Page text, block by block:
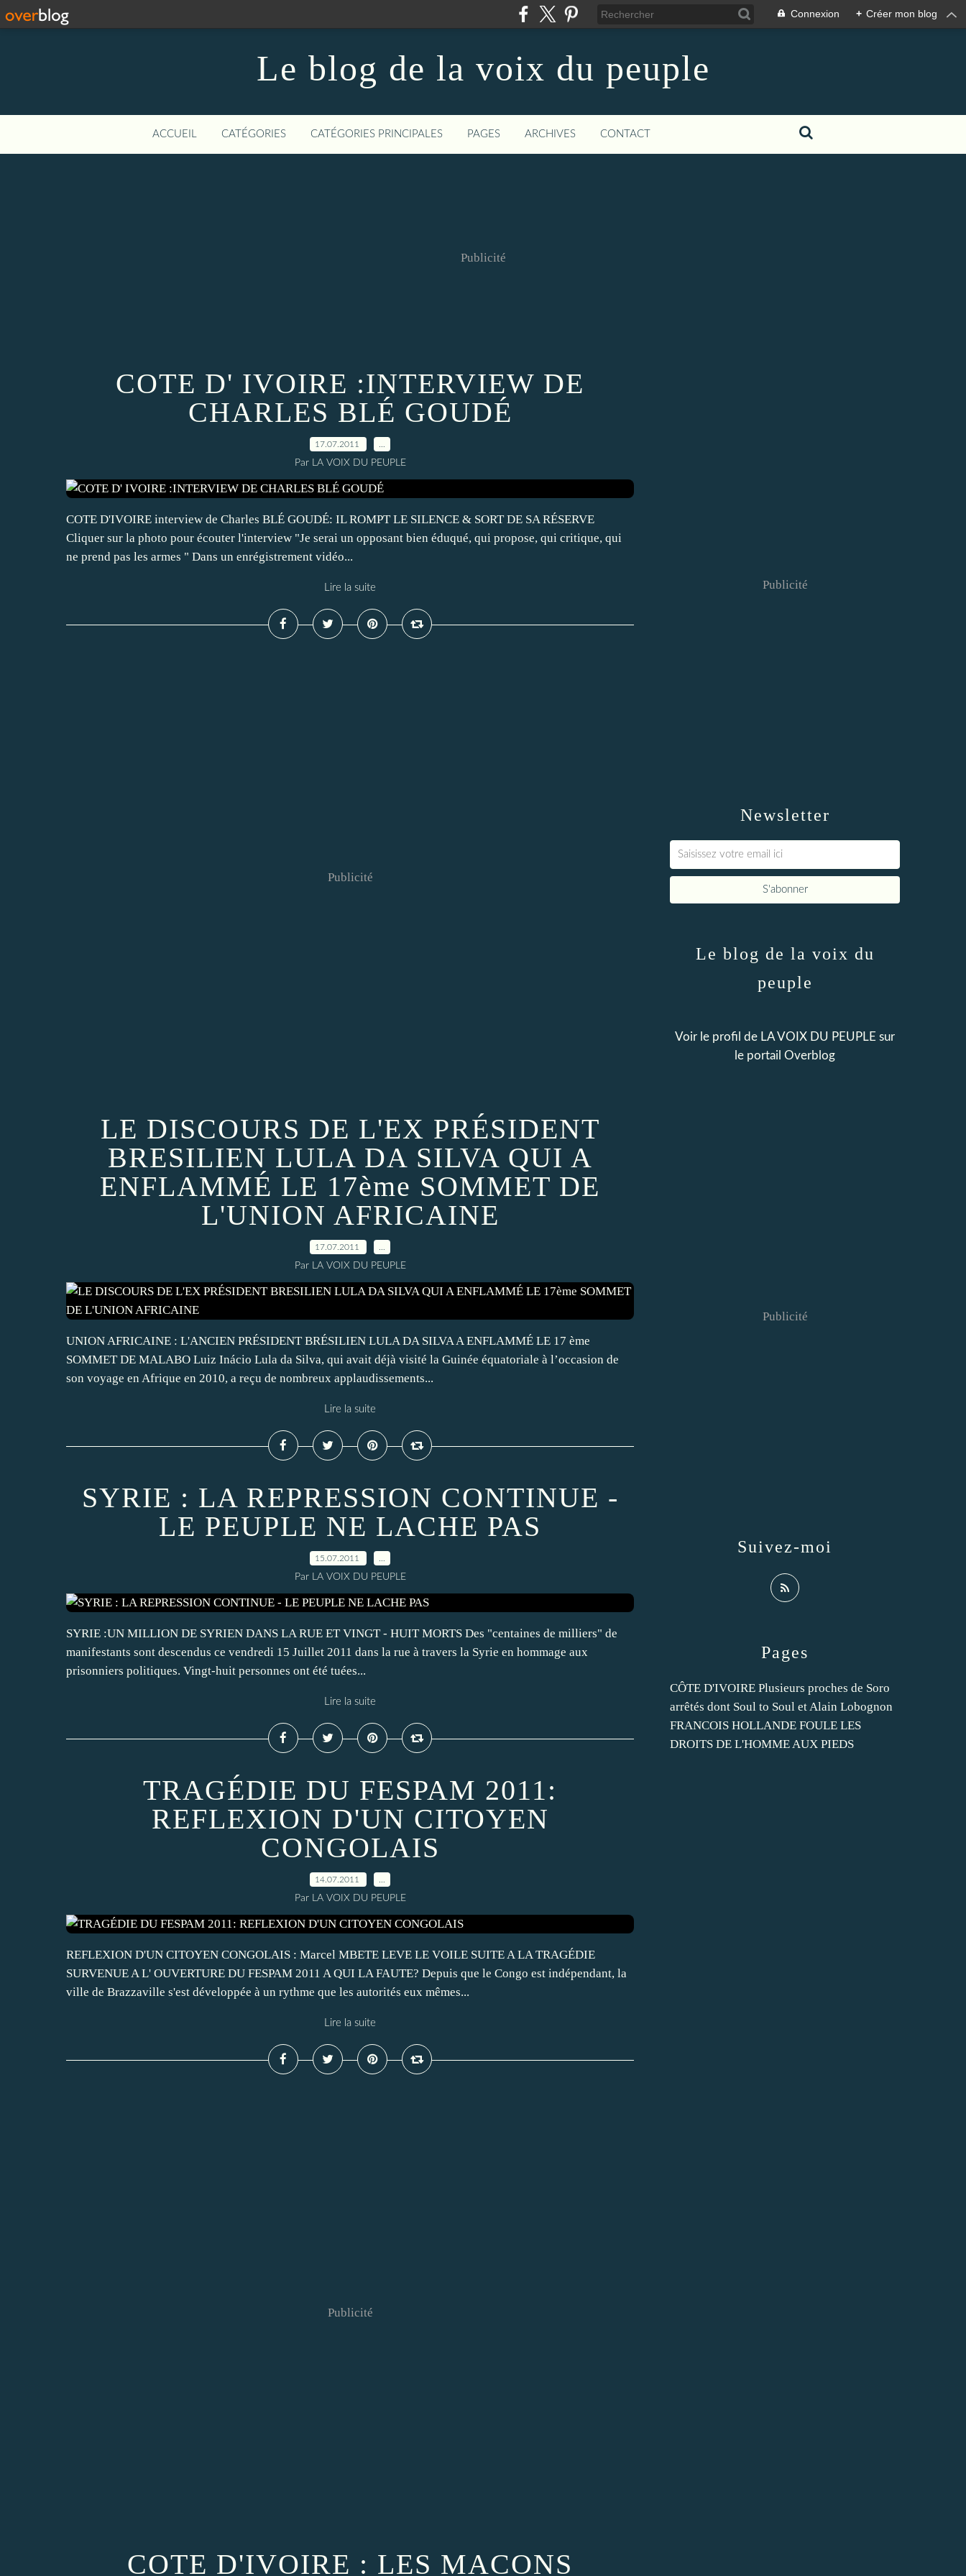
Connexion + Créer mon blog
Le blog de la voix du peuple
ACCUEIL CATÉGORIES CATÉGORIES PRINCIPALES PAGES ARCHIVES CONTACT
Publicité
COTE D' IVOIRE :INTERVIEW DE
CHARLES BLÉ GOUDÉ
17.07.2011
Par LA VOIX DU PEUPLE
COTE D'IVOIRE interview de Charles BLÉ GOUDÉ: IL ROMPT LE SILENCE & SORT DE SA RÉSERVE
Cliquer sur la photo pour écouter l'interview "Je serai un opposant bien éduqué, qui propose, qui critique, qui
ne prend pas les armes " Dans un enrégistrement vidéo...
Lire la suite
Publicité
LE DISCOURS DE L'EX PRÉSIDENT
BRESILIEN LULA DA SILVA QUI A
ENFLAMMÉ LE 17ème SOMMET DE
L'UNION AFRICAINE
17.07.2011
Par LA VOIX DU PEUPLE
UNION AFRICAINE : L'ANCIEN PRÉSIDENT BRÉSILIEN LULA DA SILVA A ENFLAMMÉ LE 17 ème
SOMMET DE MALABO Luiz Inácio Lula da Silva, qui avait déjà visité la Guinée équatoriale à l’occasion de
son voyage en Afrique en 2010, a reçu de nombreux applaudissements...
Lire la suite
SYRIE : LA REPRESSION CONTINUE -
LE PEUPLE NE LACHE PAS
15.07.2011
Par LA VOIX DU PEUPLE
SYRIE :UN MILLION DE SYRIEN DANS LA RUE ET VINGT - HUIT MORTS Des "centaines de milliers" de
manifestants sont descendus ce vendredi 15 Juillet 2011 dans la rue à travers la Syrie en hommage aux
prisonniers politiques. Vingt-huit personnes ont été tuées...
Lire la suite
TRAGÉDIE DU FESPAM 2011:
REFLEXION D'UN CITOYEN
CONGOLAIS
14.07.2011
Par LA VOIX DU PEUPLE
REFLEXION D'UN CITOYEN CONGOLAIS : Marcel MBETE LEVE LE VOILE SUITE A LA TRAGÉDIE
SURVENUE A L' OUVERTURE DU FESPAM 2011 A QUI LA FAUTE? Depuis que le Congo est indépendant, la
ville de Brazzaville s'est développée à un rythme que les autorités eux mêmes...
Lire la suite
Publicité
COTE D'IVOIRE : LES MACONS
Newsletter
Publicité
Pages
CÔTE D'IVOIRE Plusieurs proches de Soro
arrêtés dont Soul to Soul et Alain Lobognon
FRANCOIS HOLLANDE FOULE LES
DROITS DE L'HOMME AUX PIEDS
Le blog de la voix du
peuple
Voir le profil de LA VOIX DU PEUPLE sur
le portail Overblog
Suivez-moi
Publicité